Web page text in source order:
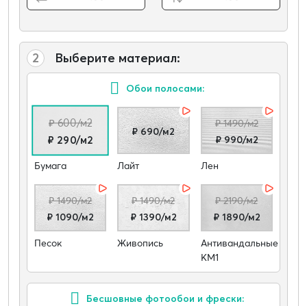
2 Выберите материал:
Обои полосами:
₽ 600/м2
₽ 290/м2
Бумага
₽ 690/м2
Лайт
₽ 1490/м2
₽ 990/м2
Лен
₽ 1490/м2
₽ 1090/м2
Песок
₽ 1490/м2
₽ 1390/м2
Живопись
₽ 2190/м2
₽ 1890/м2
Антивандальные
КМ1
Бесшовные фотообои и фрески: